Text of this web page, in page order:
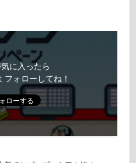
に入ったら
ォローしてね！